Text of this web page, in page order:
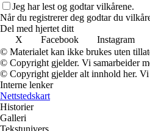
Jeg har lest og godtar vilkårene.
Når du registrerer deg godtar du
Del med hjertet ditt
X
Facebook Instagram
© Materialet kan ikke brukes uten
© Copyright gjelder. Vi samarbeider
© Copyright gjelder alt innhold her. Vi
Interne lenker
Nettstedskart
Historier
Galleri
Tekstunivers